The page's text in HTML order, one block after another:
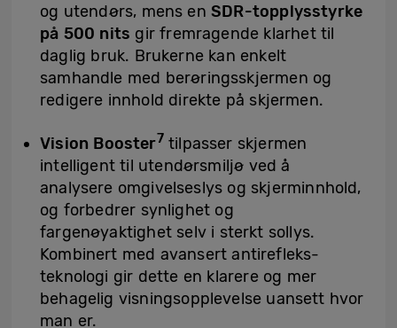
og utendørs, mens enSDR-topplysstyrke
på 500 nits gir fremragende klarhet til
daglig bruk. Brukerne kan enkelt
samhandle med berøringsskjermen og
redigere innhold direkte på skjermen.
Vision Booster7 tilpasser skjermen
intelligent til utendørsmiljø ved å
analysere omgivelseslys og skjerminnhold,
og forbedrer synlighet og
fargenøyaktighet selv i sterkt sollys.
Kombinert med avansert antirefleks-
teknologi gir dette en klarere og mer
behagelig visningsopplevelse uansett hvor
man er.